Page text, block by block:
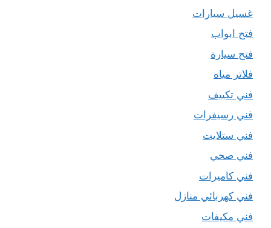
غسيل سيارات
فتح ابواب
فتح سيارة
فلاتر مياه
فني تكييف
فني رسيفرات
فني ستلايت
فني صحي
فني كاميرات
فني كهربائي منازل
فني مكيفات